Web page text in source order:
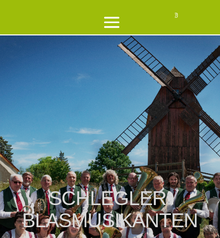
SCHLEGLER
BLASMUSIKANTEN